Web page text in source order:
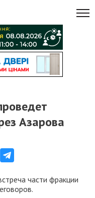
Азарова
части фракции